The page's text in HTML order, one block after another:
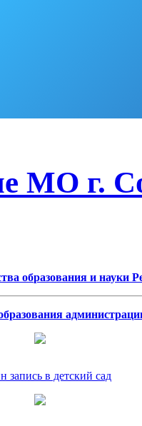
МО г.
образования и науки
запись в детский сад